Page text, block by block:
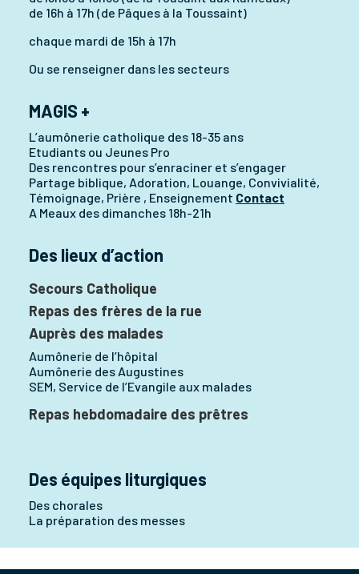
de 16h à 17h (de Pâques à la Toussaint)
chaque mardi de 15h à 17h
Ou se renseigner dans les secteurs
MAGIS +
L’aumônerie catholique des 18-35 ans
Etudiants ou Jeunes Pro
Des rencontres pour s’enraciner et s’engager
Partage biblique, Adoration, Louange, Convivialité,
Témoignage, Prière , Enseignement Contact
A Meaux des dimanches 18h-21h
Des lieux d’action
Secours Catholique
Repas des frères de la rue
Auprès des malades
Aumônerie de l’hôpital
Aumônerie des Augustines
SEM, Service de l’Evangile aux malades
Repas hebdomadaire des prêtres
Des équipes liturgiques
Des chorales
La préparation des messes